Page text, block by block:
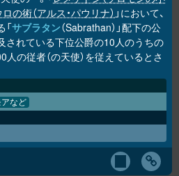
の術（アルス・パウリナ） 」において、
「サブラタン（Sabrathan）」配下の公
されている下位公爵の10人のうちの
の従者（の天使）を従えているとさ
など